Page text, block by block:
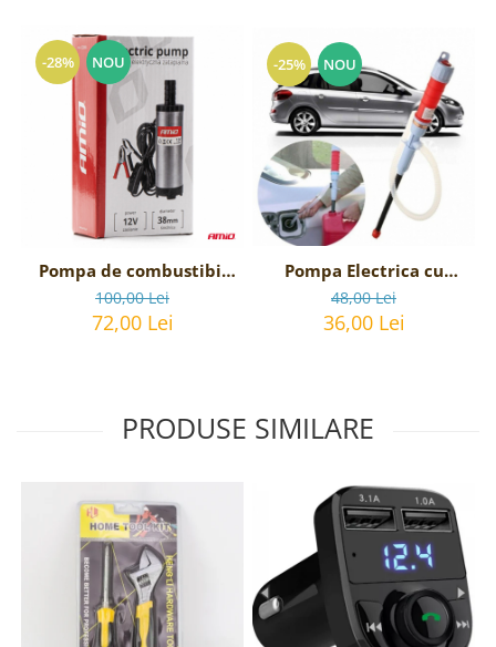
-28% NOU
Pompa de combustibil
sumersibila, alimentare
12V, diametru 38mm
100,00 Lei
72,00 Lei
-25% NOU
Pompa Electrica cu
baterii pentru transfer
lichide
48,00 Lei
36,00 Lei
PRODUSE SIMILARE